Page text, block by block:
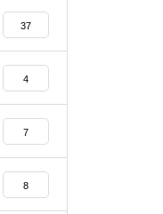
37
4
7
8